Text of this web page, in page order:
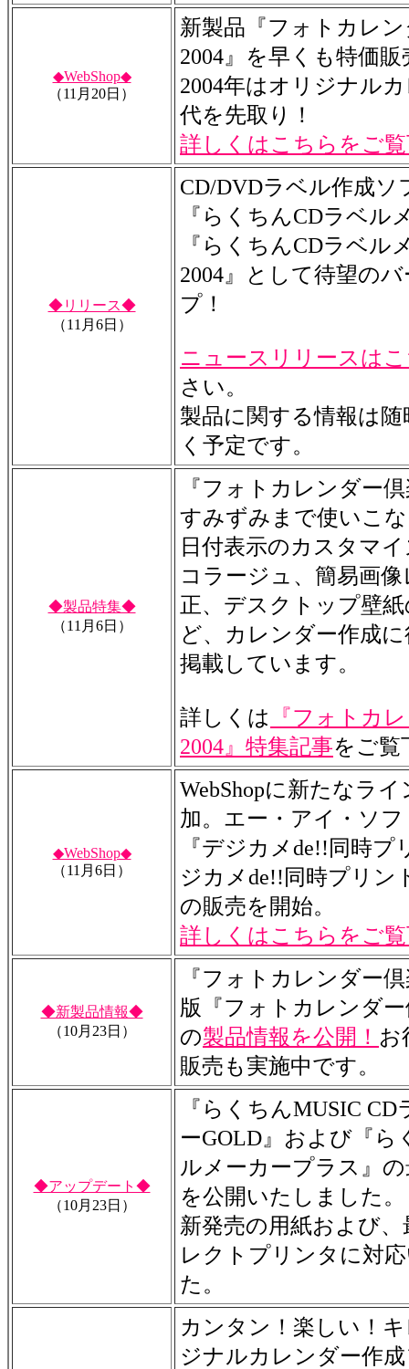
◆WebShop◆
（11月20日）
新製品『フォトカレ
2004』を早くも特価販
2004年はオリジナル
代を先取り！
詳しくはこちらをご
◆リリース◆
（11月6日）
CD/DVDラベル作成ソ
『らくちんCDラベル
『らくちんCDラベル
2004』として待望の
プ！
ニュースリリースは
さい。
製品に関する情報は
く予定です。
◆製品特集◆
（11月6日）
『フォトカレンダー
すみずみまで使いこ
日付表示のカスタマ
コラージュ、簡易画
正、デスクトップ壁
ど、カレンダー作成
掲載しています。
詳しくは
『フォトカ
2004』特集記事をご覧
◆WebShop◆
（11月6日）
WebShopに新たなラ
加。エー・アイ・ソ
『デジカメde!!同時プ
ジカメde!!同時プリン
の販売を開始。
詳しくはこちらをご
◆新製品情報◆
（10月23日）
『フォトカレンダー
版『フォトカレンダー
の製品情報を公開！ お
販売も実施中です。
◆アップデート◆
（10月23日）
『らくちんMUSIC
ーGOLD』および『ら
ルメーカープラス』
を公開いたしました。
新発売の用紙および
レクトプリンタに対
た。
カンタン！楽しい！
ジナルカレンダー作